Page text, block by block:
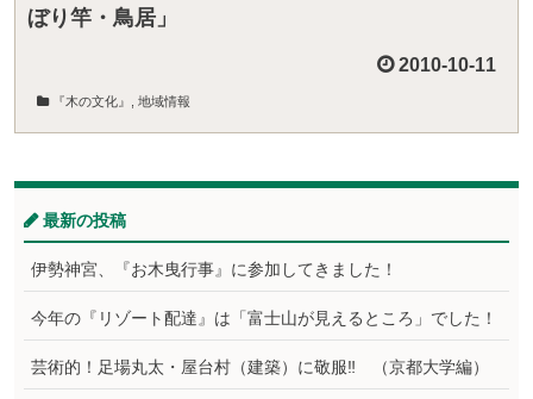
ぼり竿・鳥居」
2010-10-11
『木の文化』 地域情報
最新の投稿
伊勢神宮、『お木曳行事』に参加してきました！
今年の『リゾート配達』は「富士山が見えるところ」でした！
芸術的！足場丸太・屋台村（建築）に敬服‼ （京都大学編）